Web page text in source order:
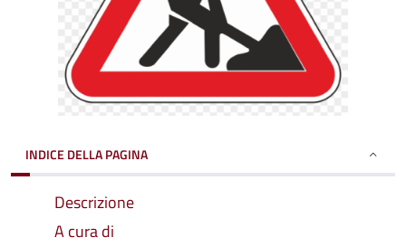
INDICE DELLA PAGINA
Descrizione
A cura di